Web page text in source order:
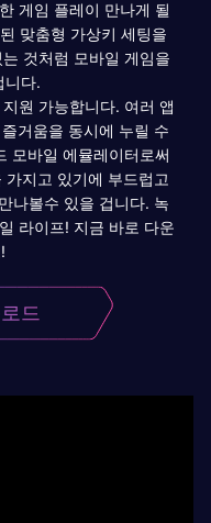
게임 플레이 만나게 될
맞춤형 가상키 세팅을
것처럼 모바일 게임을
니다.
원 가능합니다. 여러 앱
거움을 동시에 누릴 수
모바일 에뮬레이터로써
지고 있기에 부드럽고
나볼수 있을 겁니다. 녹
라이프! 지금 바로 다운
드